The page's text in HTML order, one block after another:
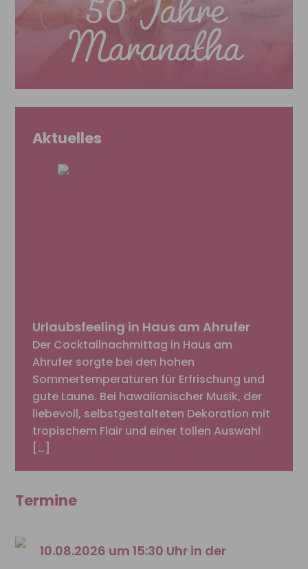
Aktuelles
Urlaubsfeeling in Haus am Ahrufer
Der Cocktailnachmittag in Haus am
Ahrufer sorgte bei den hohen
Sommertemperaturen für Erfrischung und
gute Laune. Bei hawaiianischer Musik, der
liebevoll, selbstgestalteten Dekoration mit
tropischem Flair und einer tollen Auswahl
[…]
Termine
10.08.2026 um 15:30 Uhr in der